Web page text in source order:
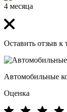
4 месяца
Оставить отзыв к
Автомобильные
Оценка